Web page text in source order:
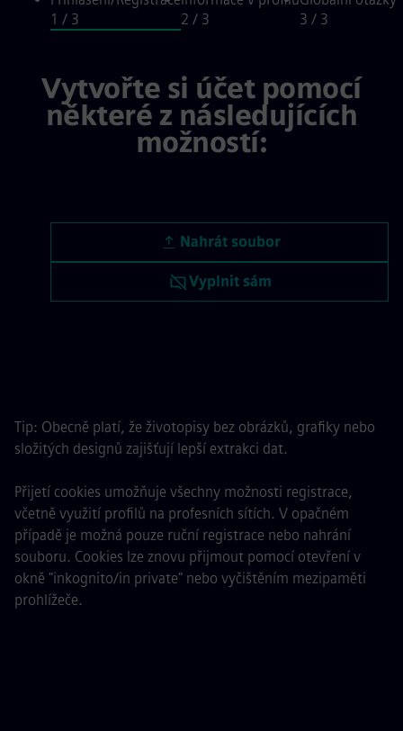
1 / 3
2 / 3
3 / 3
Vytvořte si účet pomocí
některé z následujících
možností:
Nahrát soubor
Vyplnit sám
Nahrát životopis později
Tip: Obecně platí, že životopisy bez obrázků, grafiky nebo
složitých designů zajišťují lepší extrakci dat.
Přijetí cookies umožňuje všechny možnosti registrace,
včetně využití profilů na profesních sítích. V opačném
případě je možná pouze ruční registrace nebo nahrání
souboru. Cookies lze znovu přijmout pomocí otevření v
okně "inkognito/in private" nebo vyčištěním mezipaměti
prohlížeče.